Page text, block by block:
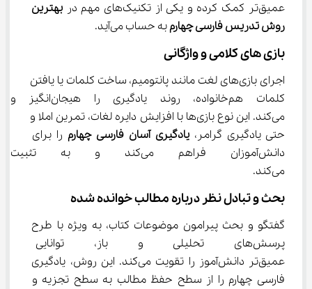
عمیق‌تر کمک کرده و یکی از تکنیک‌های مهم در
بهترین
روش تدریس فارسی چهارم به حساب می‌آید.
بازی‌ های کلامی و واژگانی
اجرای بازی‌های لغت مانند پانتومیم، ساخت کلمات یا یافتن
کلمات هم‌خانواده، روند
می‌کند. این نوع بازی‌ها با افزایش دایره لغات، تمرین املا و
حتی یادگیری گرامر، یادگیری آسان فارسی چهارم را برای
دانش‌آموزان فراهم می‌کند و
می‌کند.
بحث و تبادل نظر درباره مطالب خوانده شده
گفتگو و بحث پیرامون موضوعات کتاب، به ویژه با طرح
پرسش‌های تحلیلی و باز،
عمیق‌تر دانش‌آموز را تقویت می‌کند. این روش، یادگیری
فارسی چهارم را از سطح حفظ مطالب به سطح تجزیه و